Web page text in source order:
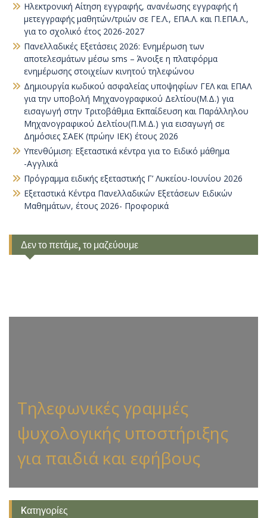
Ηλεκτρονική Αίτηση εγγραφής, ανανέωσης εγγραφής ή
μετεγγραφής μαθητών/τριών σε ΓΕ.Λ., ΕΠΑ.Λ. και Π.ΕΠΑ.Λ.,
για το σχολικό έτος 2026-2027
Πανελλαδικές Εξετάσεις 2026: Ενημέρωση των
αποτελεσμάτων μέσω sms – Άνοιξε η πλατφόρμα
ενημέρωσης στοιχείων κινητού τηλεφώνου
Δημιουργία κωδικού ασφαλείας υποψηφίων ΓΕΛ και ΕΠΑΛ
για την υποβολή Μηχανογραφικού Δελτίου(Μ.Δ.) για
εισαγωγή στην Τριτοβάθμια Εκπαίδευση και Παράλληλου
Μηχανογραφικού Δελτίου(Π.Μ.Δ.) για εισαγωγή σε
Δημόσιες ΣΑΕΚ (πρώην ΙΕΚ) έτους 2026
Υπενθύμιση: Εξεταστικά κέντρα για το Ειδικό μάθημα
-Αγγλικά
Πρόγραμμα ειδικής εξεταστικής Γ’ Λυκείου-Ιουνίου 2026
Εξεταστικά Κέντρα Πανελλαδικών Εξετάσεων Ειδικών
Μαθημάτων, έτους 2026- Προφορικά
Δεν το πετάμε, το μαζεύουμε
Τηλεφωνικές γραμμές
ψυχολογικής υποστήριξης
για παιδιά και εφήβους
Kατηγορίες